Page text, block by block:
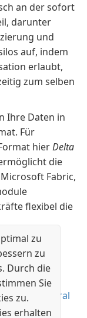
zu
zu
Durch die
Sie
zu.
erhalten
an der sofort
darunter
und
auf, indem
erlaubt,
zum selben
Ihre Daten in
Für
hierDelta
die
Fabric,
flexibel die
Central